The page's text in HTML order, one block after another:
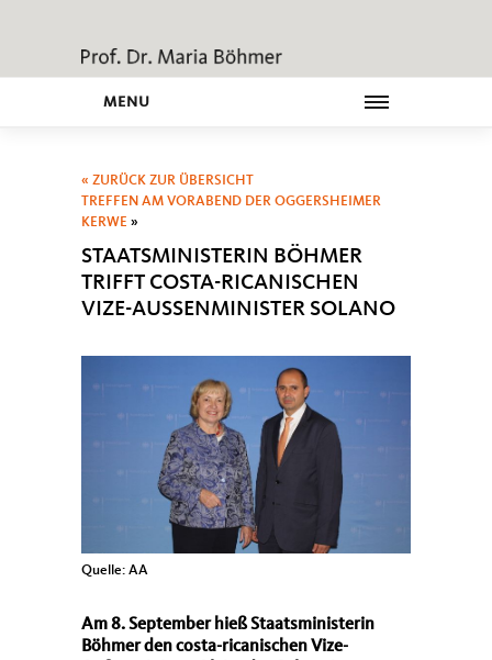
MENU
« ZURÜCK ZUR ÜBERSICHT
TREFFEN AM VORABEND DER OGGERSHEIMER
KERWE »
STAATSMINISTERIN BÖHMER
TRIFFT COSTA-RICANISCHEN
VIZE-AUSSENMINISTER SOLANO
Quelle: AA
Am 8. September hieß Staatsministerin
Böhmer den costa-ricanischen Vize-